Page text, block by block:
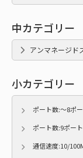
中カテゴリー
アンマネージド
小カテゴリー
ポート数:～8ポ
ポート数:9ポー
通信速度:10/